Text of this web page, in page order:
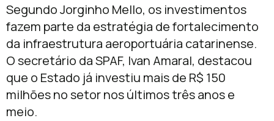
Segundo Jorginho Mello, os investimentos
fazem parte da estratégia de fortalecimento
da infraestrutura aeroportuária catarinense.
O secretário da SPAF, Ivan Amaral, destacou
que o Estado já investiu mais de R$ 150
milhões no setor nos últimos três anos e
meio.